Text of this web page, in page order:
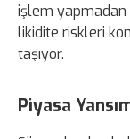
işlem yapmadan
likidite riskleri
taşıyor.
Piyasa